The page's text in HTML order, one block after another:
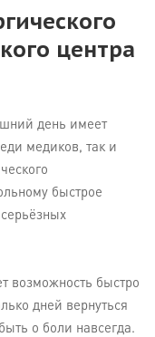
центра
день имеет
медиков, так и
быстрое
возможность быстро
дней вернуться
о боли навсегда.